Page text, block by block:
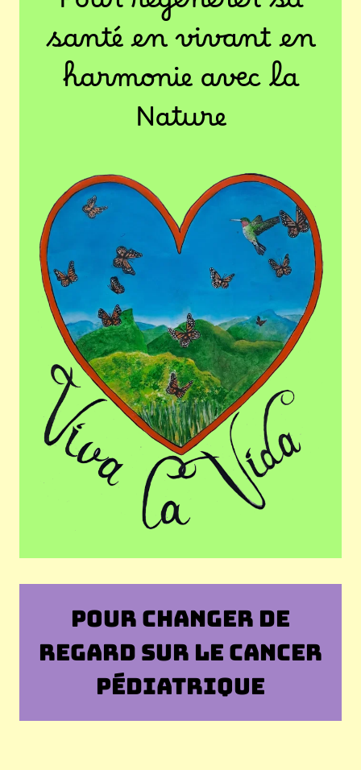
santé en vivant en
harmonie avec la
Nature
POUR CHANGER DE
REGARD SUR LE CANCER
PÉDIATRIQUE